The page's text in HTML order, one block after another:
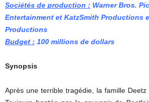
Sociétés de production : Warner Bros.
Entertainment et KatzSmith Productions
Productions
Budget : 100 millions de dollars
Synopsis
Après une terrible tragédie, la famille Deetz